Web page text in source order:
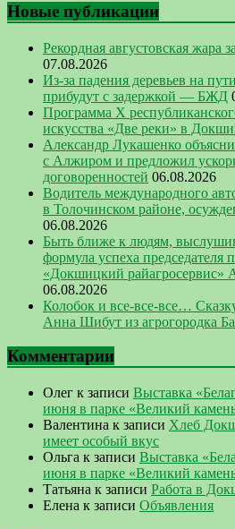
Новые публикации
Рекордная августовская жара
07.08.2026
Из-за падения деревьев на
прибудут с задержкой — БЖД
Программа Х
искусства «Две реки» в
Александр Лукашенко
с Алжиром и предложил
договоренностей 06.08.2026
Водитель международного
в Толочинском районе,
06.08.2026
Быть ближе к людям,
формула успеха
«Докшицкий райагросервис»
06.08.2026
Колобок и все-все-все…
Анна Шибут из агрогородка
Комментарии
Олег к записи Выставка
июня в парке «Великий
Валентина к записи Хлеб
имеет особый вкус
Ольга к записи Выставка
июня в парке «Великий
Татьяна к записи Работа в
Елена к записи Объявления